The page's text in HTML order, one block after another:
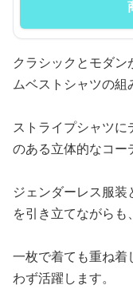
クラシックとモダ
ムベストシャツの組
ストライプシャツに
のある立体的なコー
ジェンダーレス服
を引き立てながらも
一枚で着ても重ね着
わず活躍します。